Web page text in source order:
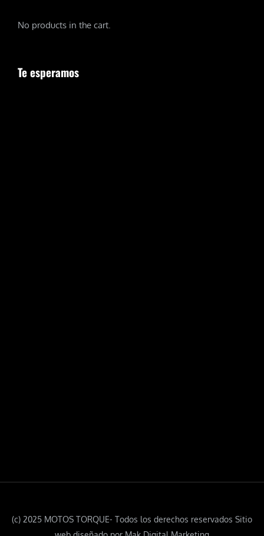
No products in the cart.
Te esperamos
(c) 2025 MOTOS TORQUE- Todos los derechos reservados Sitio